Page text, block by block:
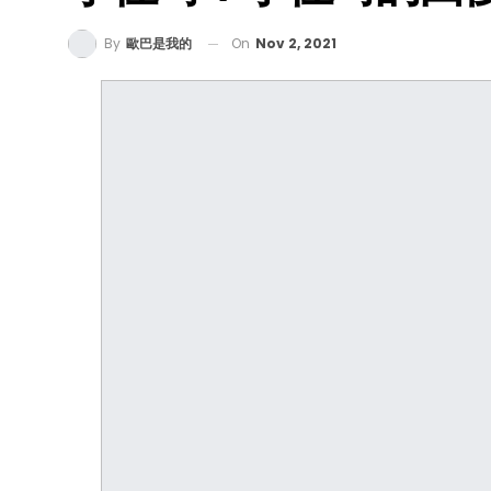
By 歐巴是我的 On Nov 2, 2021